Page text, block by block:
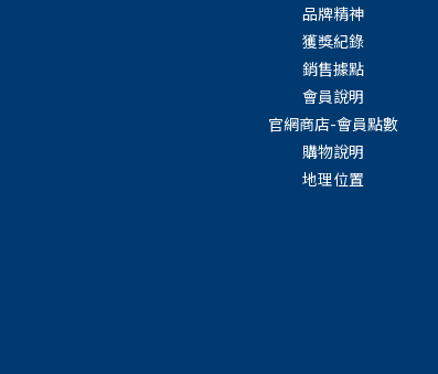
品牌精神
獲獎紀錄
銷售據點
會員說明
官網商店-會員點數
購物說明
地理位置